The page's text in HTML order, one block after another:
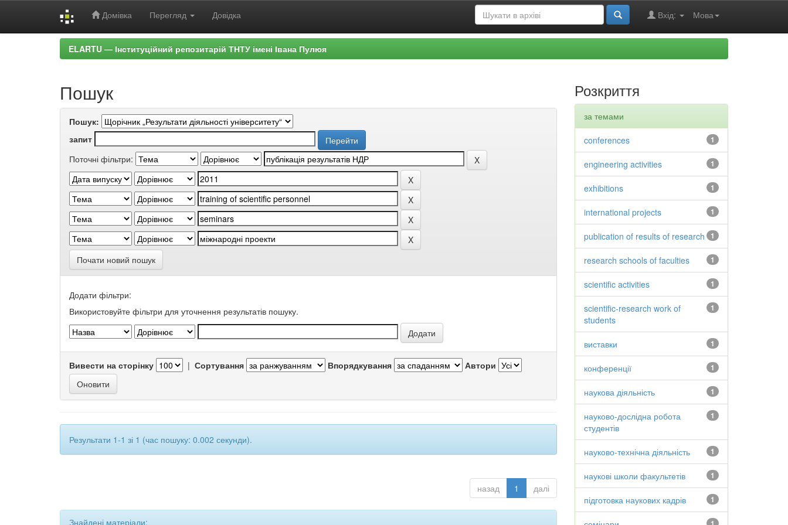
Домівка Перегляд Довідка Мова
Вхід:
ELARTU — Інституційний репозитарій ТНТУ імені Івана Пулюя
Пошук
Пошук:
запит
Поточні фільтри:
Почати новий пошук
Додати фільтри:
Використовуйте фільтри для уточнення результатів пошуку.
Вивести на сторінку | Сортування Впорядкування Автори
Результати 1-1 зі 1 (час пошуку: 0.002 секунди).
назад 1 далі
Знайдені матеріали:
Розкриття
за темами
1
conferences
1
engineering activities
1
exhibitions
1
international projects
1
publication of results of research
1
research schools of faculties
1
scientific activities
1
scientific-research work of
students
1
виставки
1
конференції
1
наукова діяльність
1
науково-дослідна робота
студентів
1
науково-технічна діяльність
1
наукові школи факультетів
1
підготовка наукових кадрів